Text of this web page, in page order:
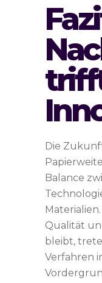
Die
Balance
Qualität
bleibt,
Verfahren